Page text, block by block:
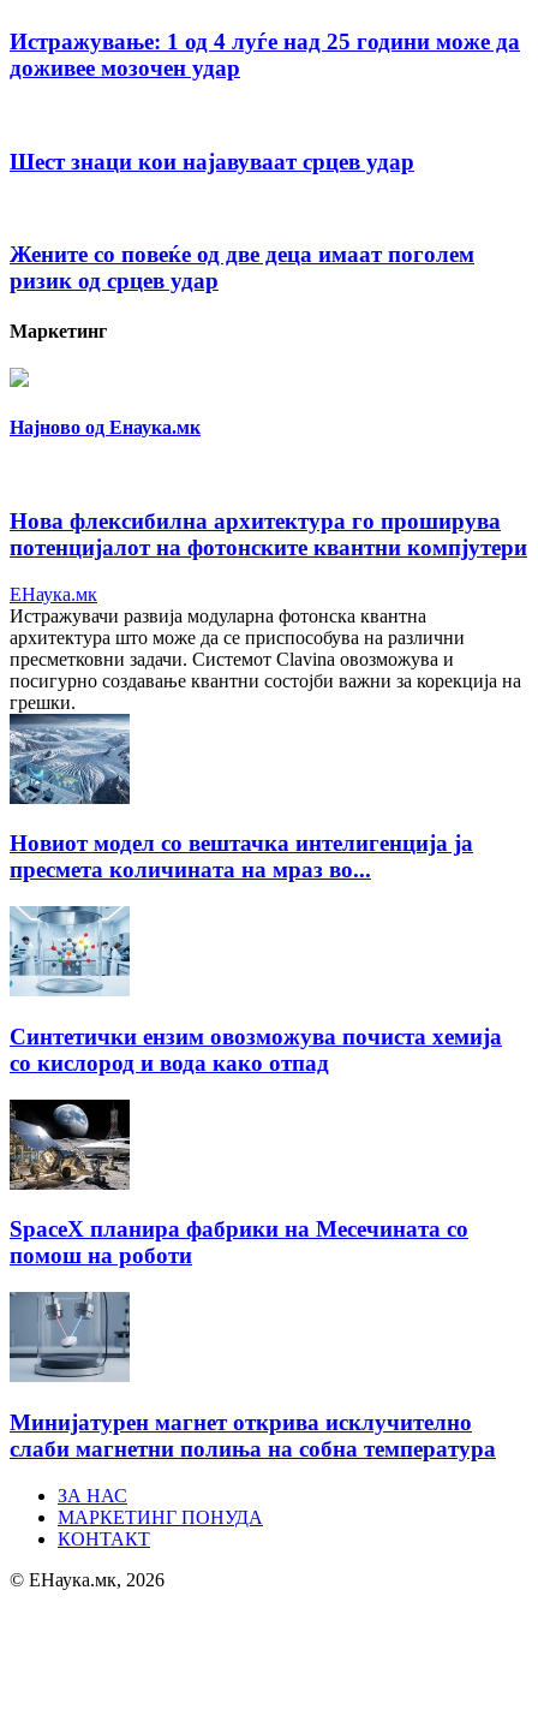
Истражување: 1 од 4 луѓе над 25 години може да
доживее мозочен удар
Шест знаци кои најавуваат срцев удар
Жените со повеќе од две деца имаат поголем
ризик од срцев удар
Маркетинг
Најново од Енаука.мк
Нова флексибилна архитектура го проширува
потенцијалот на фотонските квантни компјутери
ЕНаука.мк
Истражувачи развија модуларна фотонска квантна
архитектура што може да се приспособува на различни
пресметковни задачи. Системот Clavina овозможува и
посигурно создавање квантни состојби важни за корекција на
грешки.
Новиот модел со вештачка интелигенција ја
пресмета количината на мраз во...
Синтетички ензим овозможува почиста хемија
со кислород и вода како отпад
SpaceX планира фабрики на Месечината со
помош на роботи
Минијатурен магнет открива исклучително
слаби магнетни полиња на собна температура
ЗА НАС
МАРКЕТИНГ ПОНУДА
КОНТАКТ
© ЕНаука.мк, 2026